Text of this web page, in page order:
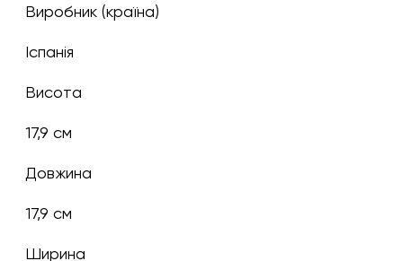
Виробник (країна)
Іспанія
Висота
17,9 см
Довжина
17,9 см
Ширина